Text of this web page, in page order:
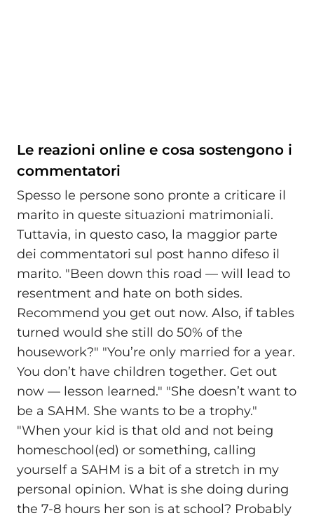
Le reazioni online e cosa sostengono i
commentatori
Spesso le persone sono pronte a criticare il
marito in queste situazioni matrimoniali.
Tuttavia, in questo caso, la maggior parte
dei commentatori sul post hanno difeso il
marito. "Been down this road — will lead to
resentment and hate on both sides.
Recommend you get out now. Also, if tables
turned would she still do 50% of the
housework?" "You’re only married for a year.
You don’t have children together. Get out
now — lesson learned." "She doesn’t want to
be a SAHM. She wants to be a trophy."
"When your kid is that old and not being
homeschool(ed) or something, calling
yourself a SAHM is a bit of a stretch in my
personal opinion. What is she doing during
the 7-8 hours her son is at school? Probably